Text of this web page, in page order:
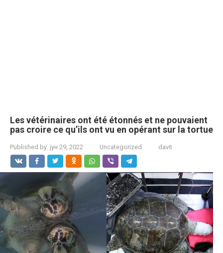
Les vétérinaires ont été étonnés et ne pouvaient
pas croire ce qu’ils ont vu en opérant sur la tortue
Published by: јун 29, 2022 Uncategorized davit